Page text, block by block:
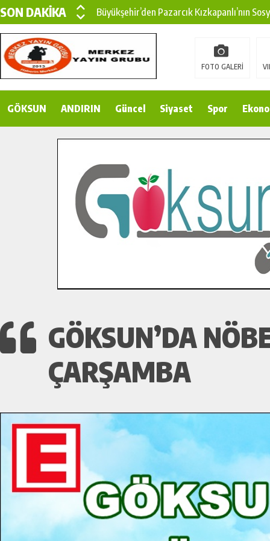
SON DAKİKA
Büyükşehir’den Pazarcık Kızkapanlı’nın
Büyükşehir’den Pazarcık Kırsalına Modern
Çin’den KSÜ’ye Uluslararası Başarı:
Gençler Pusula Maraş Kampında Yeni
İlçe Jandarma Komutanı Karakaya’dan
Bertiz’in Yeni Köprüsünde Sona Doğru.
FOTO GALERİ
GÖKSUN ANDIRIN Güncel Siyaset Spor
GÖKSUN’DA
ÇARŞAMBA